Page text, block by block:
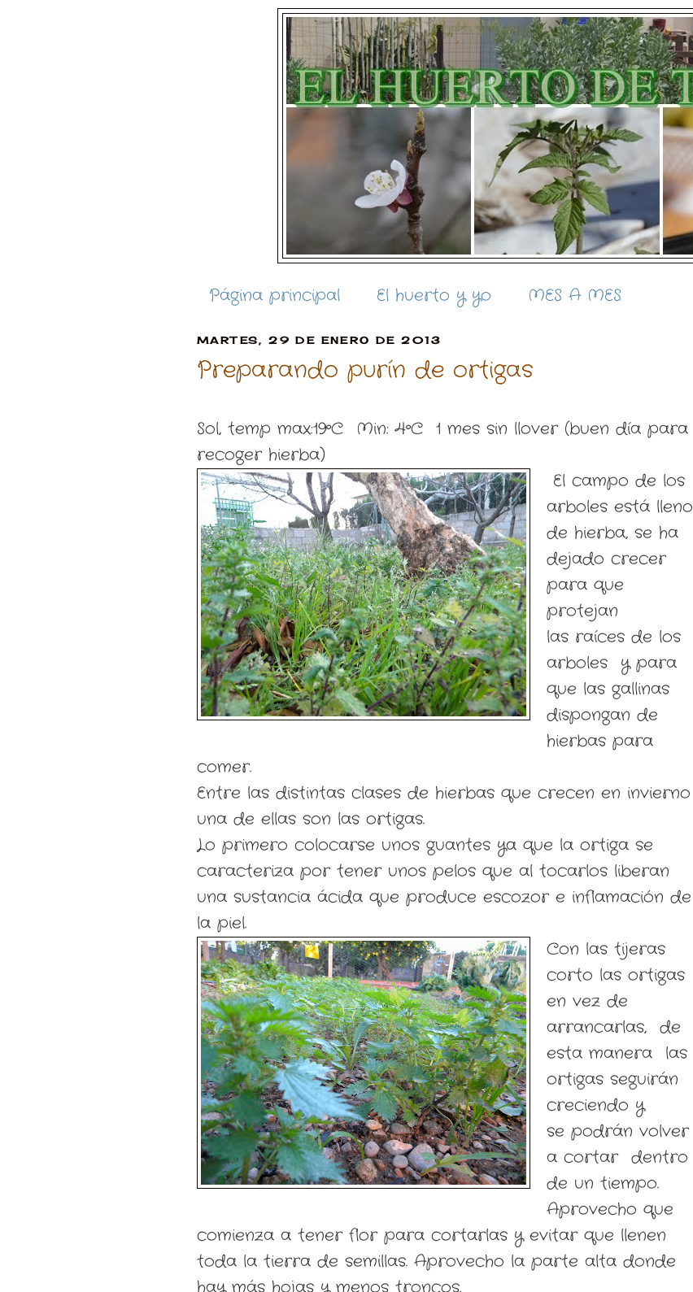
Página principal El huerto y yo MES A MES
MARTES, 29 DE ENERO DE 2013
Preparando purín de ortigas
Sol, temp max:19ºC Min: 4ºC 1 mes sin llover (buen día para
recoger hierba)
El campo de los
arboles está lleno
de hierba, se ha
dejado crecer
para que
protejan
las raíces de los
arboles y para
que las gallinas
dispongan de
hierbas para
comer.
Entre las distintas clases de hierbas que crecen en invierno
una de ellas son las ortigas.
Lo primero colocarse unos guantes ya que la ortiga se
caracteriza por tener unos pelos que al tocarlos liberan
una sustancia ácida que produce escozor e inflamación de
la piel.
Con las tijeras
corto las ortigas
en vez de
arrancarlas, de
esta manera las
ortigas seguirán
creciendo y
se podrán volver
a cortar dentro
de un tiempo.
Aprovecho que
comienza a tener flor para cortarlas y evitar que llenen
toda la tierra de semillas. Aprovecho la parte alta donde